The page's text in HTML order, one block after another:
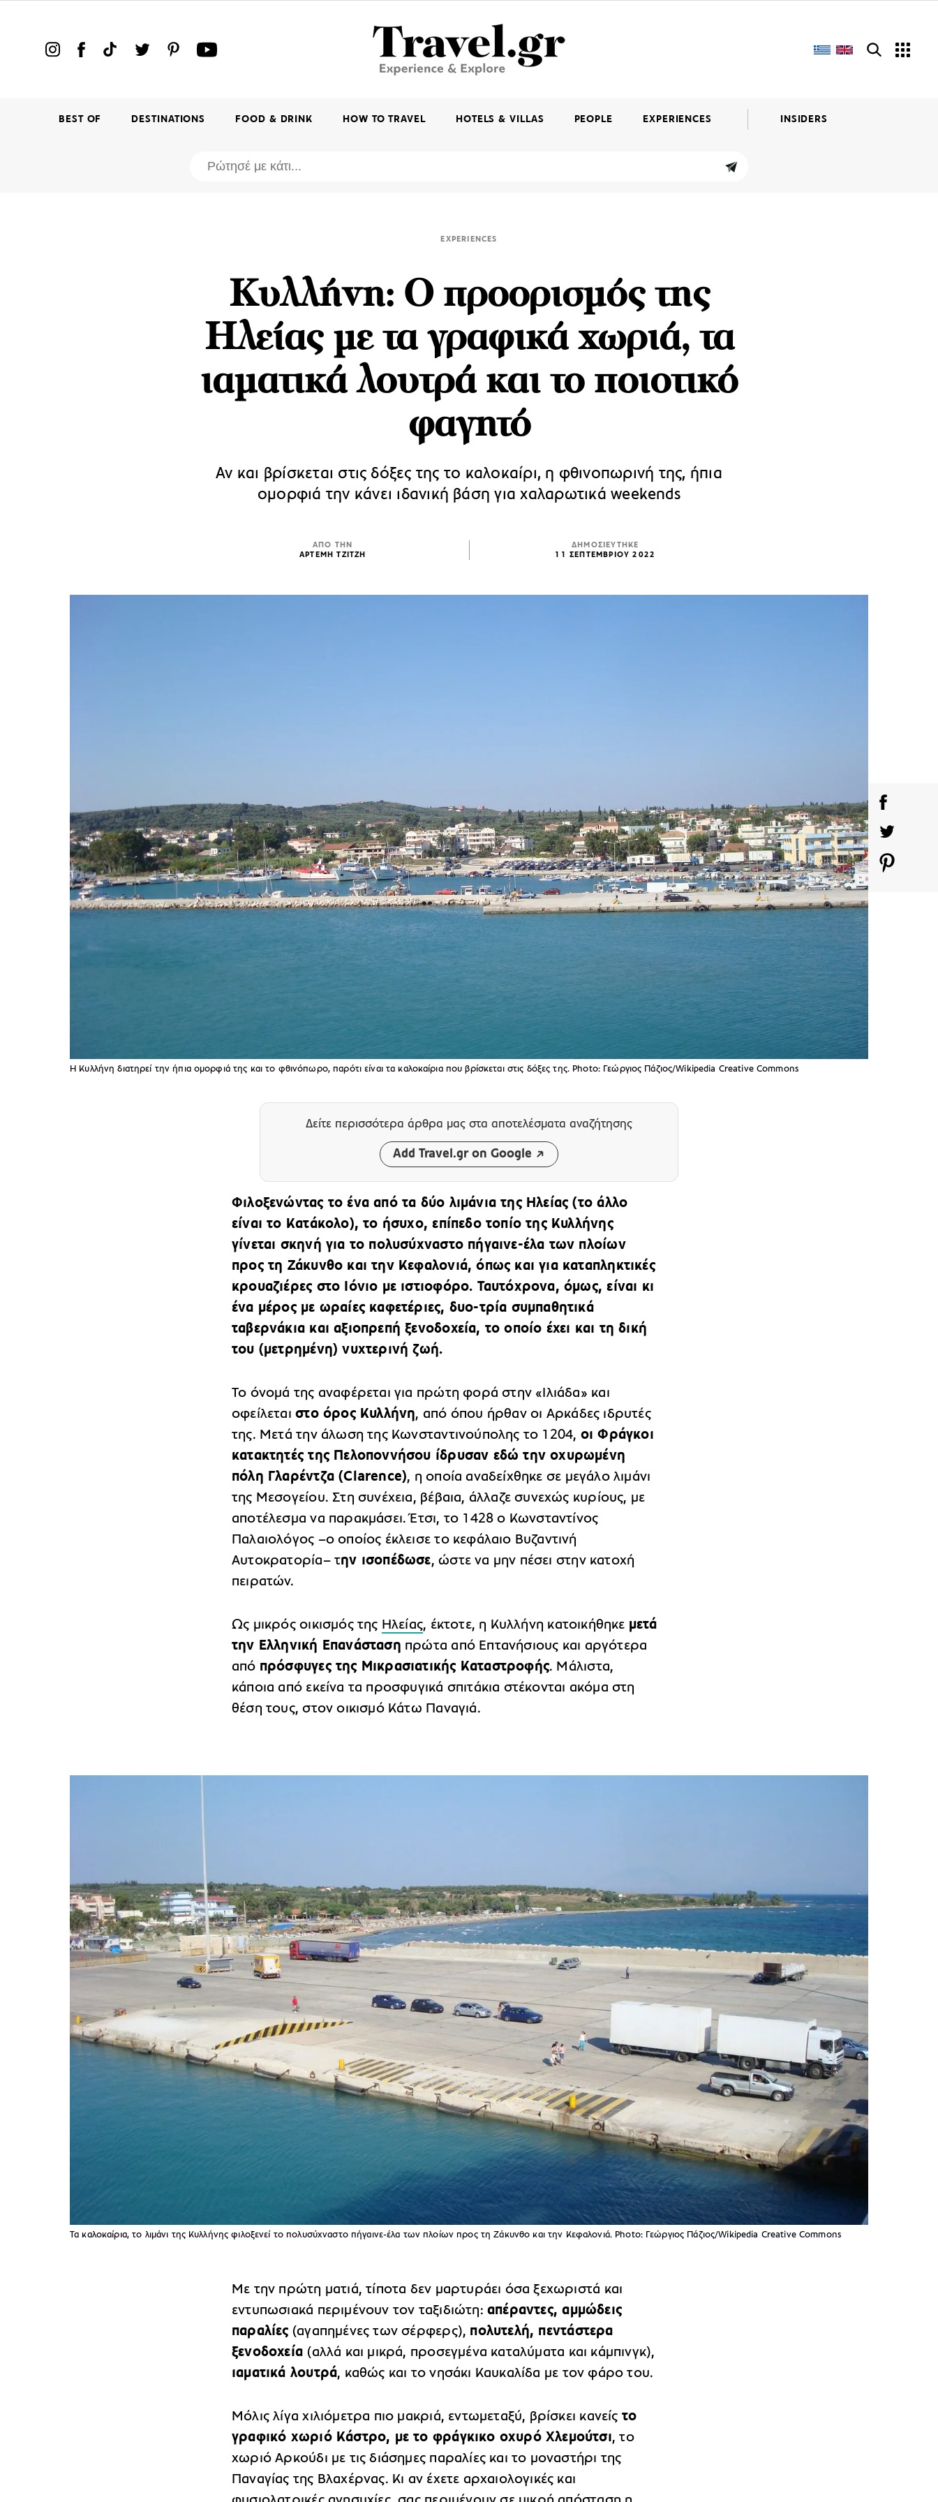
BEST OF DESTINATIONS FOOD & DRINK HOW TO TRAVEL HOTELS & VILLAS PEOPLE EXPERIENCES INSIDERS
EXPERIENCES
Κυλλήνη: Ο προορισμός της
Ηλείας με τα γραφικά χωριά, τα
ιαματικά λουτρά και το ποιοτικό
φαγητό
Αν και βρίσκεται στις δόξες της το καλοκαίρι, η φθινοπωρινή της, ήπια
ομορφιά την κάνει ιδανική βάση για χαλαρωτικά weekends
ΑΠΟ ΤΗΝ
ΑΡΤΕΜΗ ΤΖΙΤΖΗ
ΔΗΜΟΣΙΕΥΤΗΚΕ
11 ΣΕΠΤΕΜΒΡΙΟΥ 2022
Η Κυλλήνη διατηρεί την ήπια ομορφιά της και το φθινόπωρο, παρότι είναι τα καλοκαίρια που βρίσκεται στις δόξες της. Photo: Γεώργιος Πάζιος/Wikipedia Creative Commons
Δείτε περισσότερα άρθρα μας στα αποτελέσματα αναζήτησης
Add Travel.gr on Google
Φιλοξενώντας το ένα από τα δύο λιμάνια της Ηλείας (το άλλο
είναι το Κατάκολο), το ήσυχο, επίπεδο τοπίο της Κυλλήνης
γίνεται σκηνή για το πολυσύχναστο πήγαινε-έλα των πλοίων
προς τη Ζάκυνθο και την Κεφαλονιά, όπως και για καταπληκτικές
κρουαζιέρες στο Ιόνιο με ιστιοφόρο. Ταυτόχρονα, όμως, είναι κι
ένα μέρος με ωραίες καφετέριες, δυο-τρία συμπαθητικά
ταβερνάκια και αξιοπρεπή ξενοδοχεία, το οποίο έχει και τη δική
του (μετρημένη) νυχτερινή ζωή.
Το όνομά της αναφέρεται για πρώτη φορά στην «Ιλιάδα» και
οφείλεταιστο όρος Κυλλήνη, από όπου ήρθαν οι Αρκάδες ιδρυτές
της. Μετά την άλωση της Κωνσταντινούπολης το 1204, οι Φράγκοι
κατακτητές της Πελοποννήσου ίδρυσαν εδώ την οχυρωμένη
πόλη Γλαρέντζα (Clarence), η οποία αναδείχθηκε σε μεγάλο λιμάνι
της Μεσογείου. Στη συνέχεια, βέβαια, άλλαζε συνεχώς κυρίους, με
αποτέλεσμα να παρακμάσει. Έτσι, το 1428 ο Κωνσταντίνος
Παλαιολόγος –ο οποίος έκλεισε το κεφάλαιο Βυζαντινή
Αυτοκρατορία– την ισοπέδωσε, ώστε να μην πέσει στην κατοχή
πειρατών.
Ως μικρός οικισμός της Ηλείας, έκτοτε, η Κυλλήνη κατοικήθηκε μετά
την Ελληνική Επανάσταση πρώτα από Επτανήσιους και αργότερα
από πρόσφυγες της Μικρασιατικής Καταστροφής. Μάλιστα,
κάποια από εκείνα τα προσφυγικά σπιτάκια στέκονται ακόμα στη
θέση τους, στον οικισμό Κάτω Παναγιά.
Τα καλοκαίρια, το λιμάνι της Κυλλήνης φιλοξενεί το πολυσύχναστο πήγαινε-έλα των πλοίων προς τη Ζάκυνθο και την Κεφαλονιά. Photo: Γεώργιος Πάζιος/Wikipedia Creative Commons
Με την πρώτη ματιά, τίποτα δεν μαρτυράει όσα ξεχωριστά και
εντυπωσιακά περιμένουν τον ταξιδιώτη: απέραντες, αμμώδεις
παραλίες (αγαπημένες των σέρφερς), πολυτελή, πεντάστερα
ξενοδοχεία (αλλά και μικρά, προσεγμένα καταλύματα και κάμπινγκ),
ιαματικά λουτρά, καθώς και το νησάκι Καυκαλίδα με τον φάρο του.
Μόλις λίγα χιλιόμετρα πιο μακριά, εντωμεταξύ, βρίσκει κανείς το
γραφικό χωριό Κάστρο, με το φράγκικο οχυρό Χλεμούτσι, το
χωριό Αρκούδι με τις διάσημες παραλίες και το μοναστήρι της
Παναγίας της Βλαχέρνας. Κι αν έχετε αρχαιολογικές και